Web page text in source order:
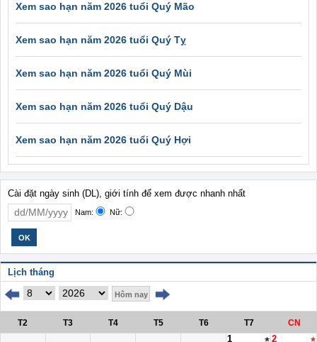
Xem sao hạn năm 2026 tuổi Quý Mão
Xem sao hạn năm 2026 tuổi Quý Tỵ
Xem sao hạn năm 2026 tuổi Quý Mùi
Xem sao hạn năm 2026 tuổi Quý Dậu
Xem sao hạn năm 2026 tuổi Quý Hợi
Cài đặt ngày sinh (DL), giới tính để xem được nhanh nhất
Nam: Nữ:
Lịch tháng
Hôm nay
T2 T3 T4 T5 T6 T7 CN
1 2